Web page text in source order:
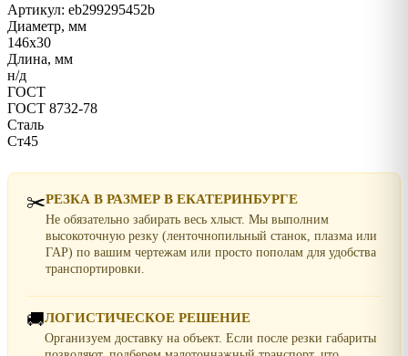
Артикул: eb299295452b
Диаметр, мм
146х30
Длина, мм
н/д
ГОСТ
ГОСТ 8732-78
Сталь
Ст45
✂️РЕЗКА В РАЗМЕР В ЕКАТЕРИНБУРГЕ
Не обязательно забирать весь хлыст. Мы выполним
высокоточную резку (ленточнопильный станок, плазма или
ГАР) по вашим чертежам или просто пополам для удобства
транспортировки.
🚚ЛОГИСТИЧЕСКОЕ РЕШЕНИЕ
Организуем доставку на объект. Если после резки габариты